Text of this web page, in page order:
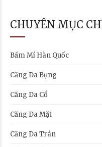
CHUYÊN MỤC
Bấm Mí Hàn Quốc
Căng Da Bụng
Căng Da Cổ
Căng Da Mặt
Căng Da Trán